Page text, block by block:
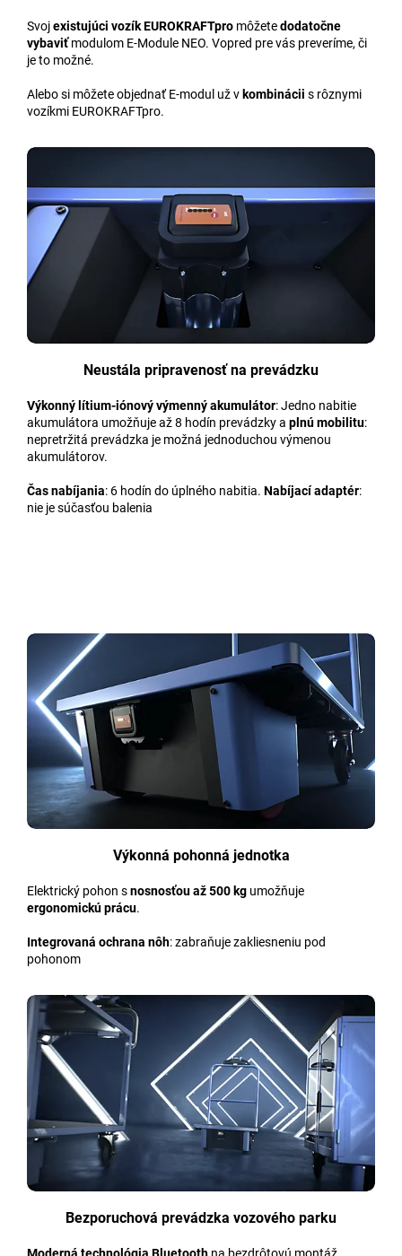
Svojexistujúci vozík EUROKRAFTpro môžetedodatočne
vybaviťmodulom E-Module NEO. Vopred pre vás preveríme, či
je to možné.
Alebo si môžete objednať E-modul už v kombinácii s rôznymi
vozíkmi EUROKRAFTpro.
Neustála pripravenosť na prevádzku
Výkonný lítium-iónový výmenný akumulátor: Jedno nabitie
akumulátora umožňuje až 8 hodín prevádzky a plnú mobilitu:
nepretržitá prevádzka je možná jednoduchou výmenou
akumulátorov.
Čas nabíjania: 6 hodín do úplného nabitia. Nabíjací adaptér:
nie je súčasťou balenia
Výkonná pohonná jednotka
Elektrický pohon snosnosťou až 500 kg umožňuje
ergonomickú prácu.
Integrovaná ochrana nôh: zabraňuje zakliesneniu pod
pohonom
Bezporuchová prevádzka vozového parku